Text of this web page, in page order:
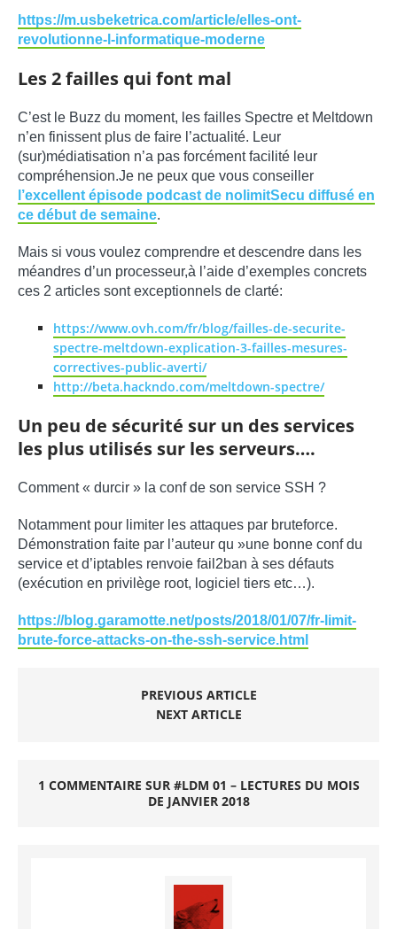
https://m.usbeketrica.com/article/elles-ont-
revolutionne-l-informatique-moderne
Les 2 failles qui font mal
C’est le Buzz du moment, les failles Spectre et Meltdown
n’en finissent plus de faire l’actualité. Leur
(sur)médiatisation n’a pas forcément facilité leur
compréhension.Je ne peux que vous conseiller
l’excellent épisode podcast de nolimitSecu diffusé en
ce début de semaine.
Mais si vous voulez comprendre et descendre dans les
méandres d’un processeur,à l’aide d’exemples concrets
ces 2 articles sont exceptionnels de clarté:
https://www.ovh.com/fr/blog/failles-de-securite-
spectre-meltdown-explication-3-failles-mesures-
correctives-public-averti/
http://beta.hackndo.com/meltdown-spectre/
Un peu de sécurité sur un des services
les plus utilisés sur les serveurs….
Comment « durcir » la conf de son service SSH ?
Notamment pour limiter les attaques par bruteforce.
Démonstration faite par l’auteur qu »une bonne conf du
service et d’iptables renvoie fail2ban à ses défauts
(exécution en privilège root, logiciel tiers etc…).
https://blog.garamotte.net/posts/2018/01/07/fr-limit-
brute-force-attacks-on-the-ssh-service.html
PREVIOUS ARTICLE
NEXT ARTICLE
1 COMMENTAIRE SUR #LDM 01 – LECTURES DU MOIS
DE JANVIER 2018